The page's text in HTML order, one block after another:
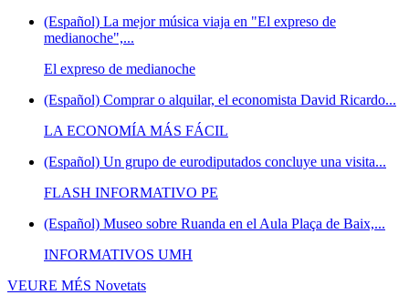
(Español) La mejor música viaja en "El expreso de
medianoche",...
El expreso de medianoche
(Español) Comprar o alquilar, el economista David Ricardo...
LA ECONOMÍA MÁS FÁCIL
(Español) Un grupo de eurodiputados concluye una visita...
FLASH INFORMATIVO PE
(Español) Museo sobre Ruanda en el Aula Plaça de Baix,...
INFORMATIVOS UMH
VEURE MÉS Novetats